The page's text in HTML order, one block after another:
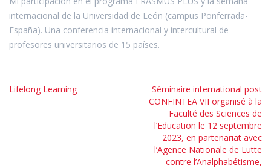
internacional de la Universidad de León (campus Ponferrada-
España). Una conferencia internacional y intercultural de
profesores universitarios de 15 países.
Navigation
Lifelong Learning
Séminaire international post
CONFINTEA VII organisé à la
Faculté des Sciences de
l’Education le 12 septembre
2023, en partenariat avec
l’Agence Nationale de Lutte
contre l’Analphabétisme,